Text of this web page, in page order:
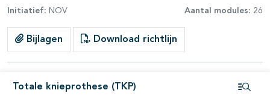
Initiatief: NOV Aantal modules: 26
Bijlagen Download richtlijn
Totale knieprothese (TKP)
open- en dichtklappen
open- en dichtklappen
open- en dichtklappen